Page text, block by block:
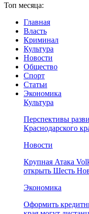
Топ месяца:
Главная
Власть
Криминал
Культура
Новости
Общество
Спорт
Статьи
Экономика
Культура
Перспективы
Краснодарского
Новости
Крупная Атака
открыть Шесть
Экономика
Оформить